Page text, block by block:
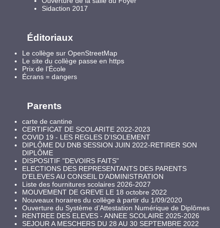
Sidaction 2017
Éditoriaux
Le collège sur OpenStreetMap
Le site du collège passe en https
Prix de l’École
Écrans = dangers
Parents
carte de cantine
CERTIFICAT DE SCOLARITE 2022-2023
COVID 19 - LES REGLES D’ISOLEMENT
DIPLÔME DU DNB SESSION JUIN 2022-RETIRER SON
DIPLÔME
DISPOSITIF "DEVOIRS FAITS"
ELECTIONS DES REPRESENTANTS DES PARENTS
D’ELEVES AU CONSEIL D’ADMINISTRATION
Liste des fournitures scolaires 2026-2027
MOUVEMENT DE GREVE LE 18 octobre 2022
Nouveaux horaires du collège à partir du 1/09/2020
Ouverture du Système d’Attestation Numérique de Diplômes
RENTREE DES ELEVES - ANNEE SCOLAIRE 2025-2026
SEJOUR A MESCHERS DU 28 AU 30 SEPTEMBRE 2022